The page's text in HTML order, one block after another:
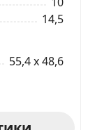
14,5
55,4 x 48,6